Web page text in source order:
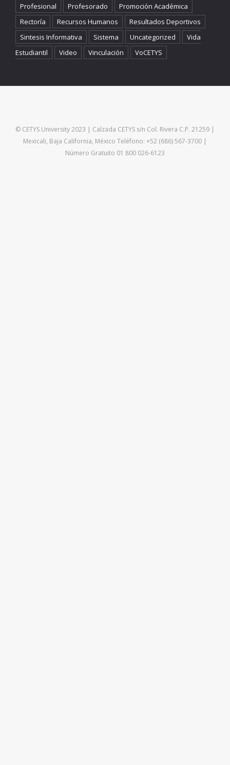
Profesional
Profesorado
Promoción Académica
Rectoría
Recursos Humanos
Resultados Deportivos
Sintesis Informativa
Sistema Uncategorized
Vida
Estudiantil
Video Vinculación VoCETYS
© CETYS University 2023 | Calzada CETYS s/n Col. Rivera C.P. 21259 |
Mexicali, Baja California, México Teléfono: +52 (686) 567-3700 |
Número Gratuito 01 800 026-6123